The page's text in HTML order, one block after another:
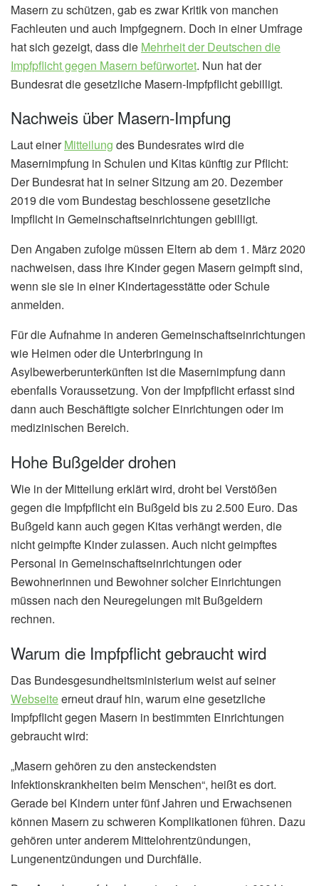
Masern zu schützen, gab es zwar Kritik von manchen
Fachleuten und auch Impfgegnern. Doch in einer Umfrage
hat sich gezeigt, dass die Mehrheit der Deutschen die
Impfpflicht gegen Masern befürwortet. Nun hat der
Bundesrat die gesetzliche Masern-Impfpflicht gebilligt.
Nachweis über Masern-Impfung
Laut einerMitteilung des Bundesrates wird die
Masernimpfung in Schulen und Kitas künftig zur Pflicht:
Der Bundesrat hat in seiner Sitzung am 20. Dezember
2019 die vom Bundestag beschlossene gesetzliche
Impflicht in Gemeinschaftseinrichtungen gebilligt.
Den Angaben zufolge müssen Eltern ab dem 1. März 2020
nachweisen, dass ihre Kinder gegen Masern geimpft sind,
wenn sie sie in einer Kindertagesstätte oder Schule
anmelden.
Für die Aufnahme in anderen Gemeinschaftseinrichtungen
wie Heimen oder die Unterbringung in
Asylbewerberunterkünften ist die Masernimpfung dann
ebenfalls Voraussetzung. Von der Impfpflicht erfasst sind
dann auch Beschäftigte solcher Einrichtungen oder im
medizinischen Bereich.
Hohe Bußgelder drohen
Wie in der Mitteilung erklärt wird, droht bei Verstößen
gegen die Impfpflicht ein Bußgeld bis zu 2.500 Euro. Das
Bußgeld kann auch gegen Kitas verhängt werden, die
nicht geimpfte Kinder zulassen. Auch nicht geimpftes
Personal in Gemeinschaftseinrichtungen oder
Bewohnerinnen und Bewohner solcher Einrichtungen
müssen nach den Neuregelungen mit Bußgeldern
rechnen.
Warum die Impfpflicht gebraucht wird
Das Bundesgesundheitsministerium weist auf seiner
Webseiteerneut drauf hin, warum eine gesetzliche
Impfpflicht gegen Masern in bestimmten Einrichtungen
gebraucht wird:
„Masern gehören zu den ansteckendsten
Infektionskrankheiten beim Menschen“, heißt es dort.
Gerade bei Kindern unter fünf Jahren und Erwachsenen
können Masern zu schweren Komplikationen führen. Dazu
gehören unter anderem Mittelohrentzündungen,
Lungenentzündungen und Durchfälle.